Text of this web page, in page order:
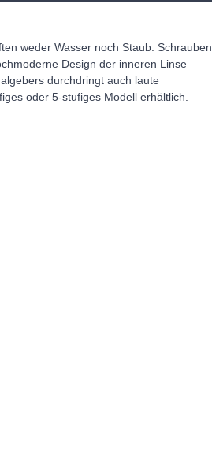
weder Wasser noch Staub. Schrauben,
Design der inneren Linse
durchdringt auch laute
oder 5-stufiges Modell erhältlich.